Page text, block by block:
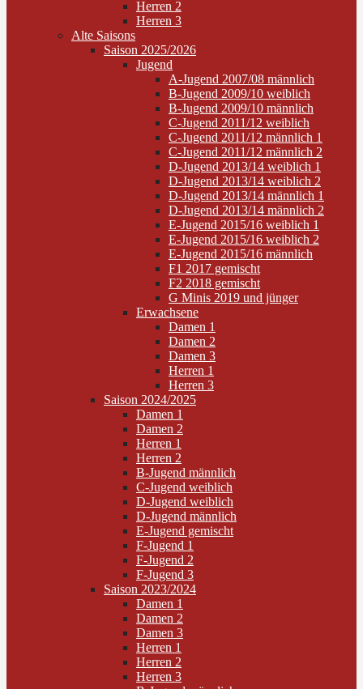
Herren 2
Herren 3
Alte Saisons
Saison 2025/2026
Jugend
A-Jugend 2007/08 männlich
B-Jugend 2009/10 weiblich
B-Jugend 2009/10 männlich
C-Jugend 2011/12 weiblich
C-Jugend 2011/12 männlich 1
C-Jugend 2011/12 männlich 2
D-Jugend 2013/14 weiblich 1
D-Jugend 2013/14 weiblich 2
D-Jugend 2013/14 männlich 1
D-Jugend 2013/14 männlich 2
E-Jugend 2015/16 weiblich 1
E-Jugend 2015/16 weiblich 2
E-Jugend 2015/16 männlich
F1 2017 gemischt
F2 2018 gemischt
G Minis 2019 und jünger
Erwachsene
Damen 1
Damen 2
Damen 3
Herren 1
Herren 3
Saison 2024/2025
Damen 1
Damen 2
Herren 1
Herren 2
B-Jugend männlich
C-Jugend weiblich
D-Jugend weiblich
D-Jugend männlich
E-Jugend gemischt
F-Jugend 1
F-Jugend 2
F-Jugend 3
Saison 2023/2024
Damen 1
Damen 2
Damen 3
Herren 1
Herren 2
Herren 3